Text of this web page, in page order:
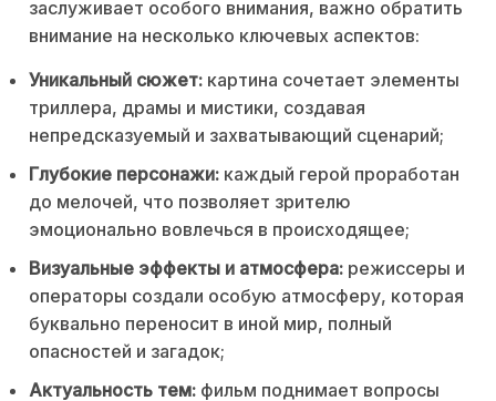
заслуживает особого внимания, важно обратить
внимание на несколько ключевых аспектов:
Уникальный сюжет: картина сочетает элементы
триллера, драмы и мистики, создавая
непредсказуемый и захватывающий сценарий;
Глубокие персонажи: каждый герой проработан
до мелочей, что позволяет зрителю
эмоционально вовлечься в происходящее;
Визуальные эффекты и атмосфера: режиссеры и
операторы создали особую атмосферу, которая
буквально переносит в иной мир, полный
опасностей и загадок;
Актуальность тем: фильм поднимает вопросы